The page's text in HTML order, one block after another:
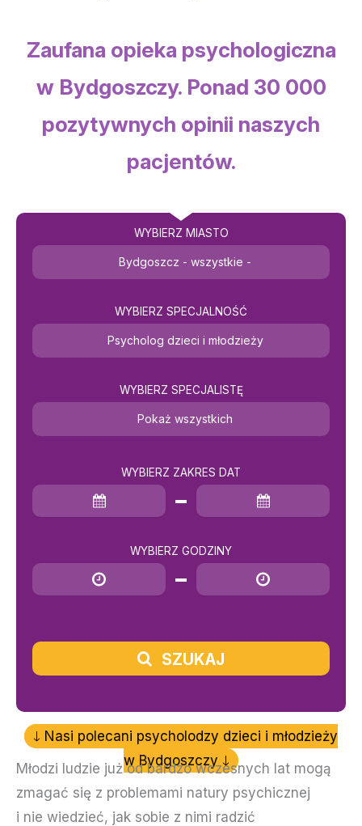
Zaufana opieka psychologiczna
w Bydgoszczy. Ponad 30 000
pozytywnych opinii naszych
pacjentów.
WYBIERZ MIASTO
Bydgoszcz - wszystkie -
WYBIERZ SPECJALNOŚĆ
Psycholog dzieci i młodzieży
WYBIERZ SPECJALISTĘ
Pokaż wszystkich
WYBIERZ ZAKRES DAT
Data rozpoczęcia
Data zakończenia
WYBIERZ GODZINY
Godzina rozpoczęcia
Godzina zakończenia
SZUKAJ
Nasi polecani psycholodzy dzieci i młodzieży
w Bydgoszczy
Młodzi ludzie już od bardzo wczesnych lat mogą
zmagać się z problemami natury psychicznej
i nie wiedzieć, jak sobie z nimi radzić